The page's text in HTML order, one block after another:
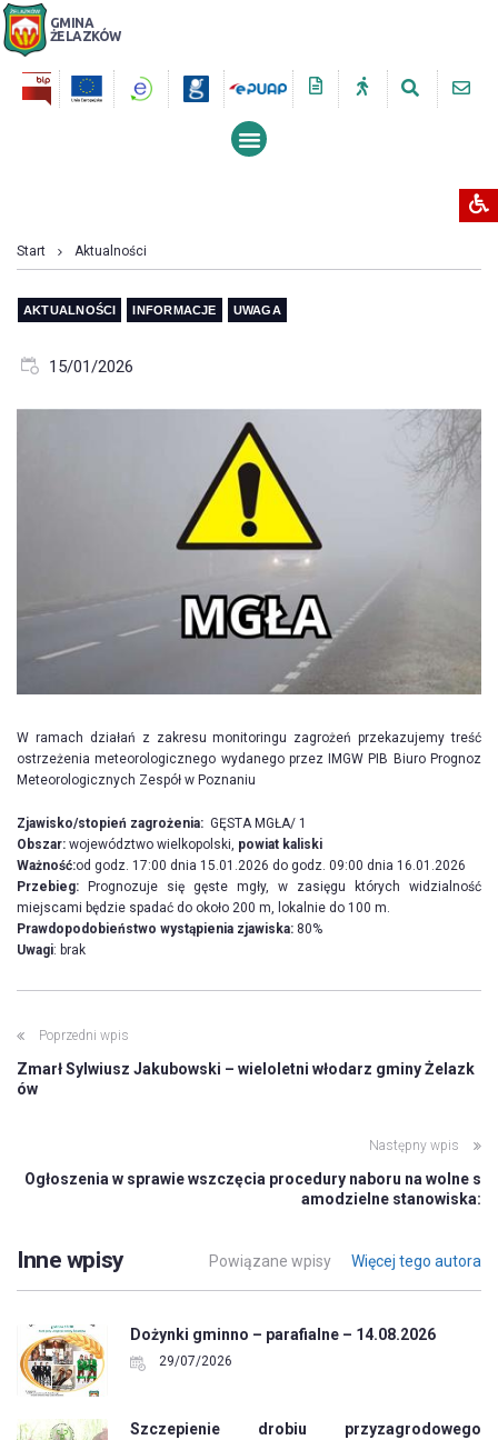
GMINA
ŻELAZKÓW
Start Aktualności
AKTUALNOŚCI INFORMACJE UWAGA
15/01/2026
W ramach działań z zakresu monitoringu zagrożeń przekazujemy treść
ostrzeżenia meteorologicznego wydanego przez IMGW PIB Biuro Prognoz
Meteorologicznych Zespół w Poznaniu
Zjawisko/stopień zagrożenia: GĘSTA MGŁA/ 1
Obszar: województwo wielkopolski, powiat kaliski
Ważność:od godz. 17:00 dnia 15.01.2026 do godz. 09:00 dnia 16.01.2026
Przebieg: Prognozuje się gęste mgły, w zasięgu których widzialność
miejscami będzie spadać do około 200 m, lokalnie do 100 m.
Prawdopodobieństwo wystąpienia zjawiska: 80%
Uwagi: brak
Poprzedni wpis
Zmarł Sylwiusz Jakubowski – wieloletni włodarz gminy Żelazk
ów
Następny wpis
Ogłoszenia w sprawie wszczęcia procedury naboru na wolne s
amodzielne stanowiska:
Inne wpisy Powiązane wpisy Więcej tego autora
Dożynki gminno – parafialne – 14.08.2026
29/07/2026
Szczepienie drobiu przyzagrodowego